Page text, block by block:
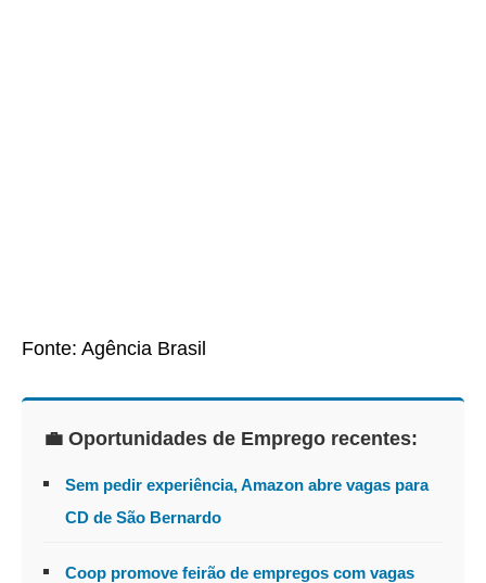
Fonte: Agência Brasil
💼 Oportunidades de Emprego recentes:
Sem pedir experiência, Amazon abre vagas para
CD de São Bernardo
Coop promove feirão de empregos com vagas